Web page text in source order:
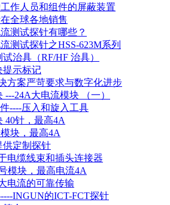
作人员和组件的屏蔽装置
全球各地销售
测试探针有哪些？
测试探针之HSS-623M系列
治具（RF/HF 治具）
提示标记
方案严苛要求与数字化进步
24A大电流模块 （一）
----压入和旋入工具
40针，最高4A
块，最高4A
供定制探针
电缆线束和插头连接器
模块，最高电流4A
电流的可靠传输
INGUN的ICT-FCT探针